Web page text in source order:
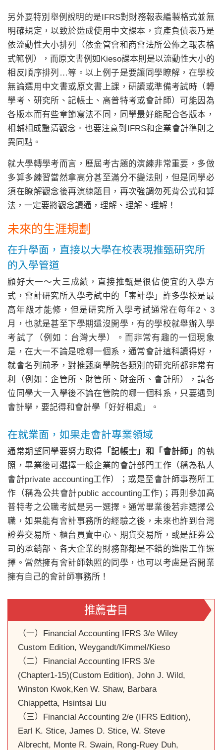
另外要特別舉例說明的是IFRS對財務報表編製格式並無
明確規定，以致於造成使用中文課本，資產負債表乃是
依流動性大小排列（依金管會和商會法所公佈之報表格
式範例），而原文書例如Kieso課本則是以流動性大小的
相反順序排列…等。以上例子是要讓同學瞭解，在學校
無論選用中文書或原文書上課，研讀或準備考試時（轉
學考、研究所、記帳士、高普特考或會計師）可能因為
各版本而有些章節寫法不同，同學最好能配合各版本，
相輔相成釐清觀念。也要注意到IFRS和企業會計準則之
異同點。
就大學轉學考而言，歷屆考古題的演練非常重要，多做
多算多練習當然拿高分甚至滿分不變法則，但是同學必
須在瞭解觀念後再演練題目，再次強調勿死背公式和算
法，一定要將觀念讀通，理解、理解、理解！
未來的生涯規劃
在升學面，直接以大學在校表現推甄研究所
的入學管道
顧好大一～大三成績，直接推甄是很佔便宜的入學方
式，會計研究所入學考試中的「審計學」許多學校是最
高年級才能修，但是研究所入學考試通常在每年2、3
月，也就是甚至下學期還沒開學，有的學校就舉辦入學
考試了（例如：台灣大學）。而非常有趣的一個現象
是，在大一不論是唸哪一個系，通常會計這科讀得好，
就會名列前矛，對推甄商學院各類別的研究所都非常有
利（例如：企管所、財管所、財金所、會計所），請各
位同學大一入學後不論在管院的哪一個科系，只要遇到
會計學，要記得和會計學「好好相處」。
在就業面，如果走會計專業領域
通常期望同學要努力取得 「記帳士」和「會計師」 的執
照，畢業後可選擇一般企業的會計部門工作（稱為私人
會計private accounting工作）；或是至會計師事務所工
作（稱為公共會計public accounting工作)；再則參加高
普特考之公職考試是另一選擇。通常畢業後若非選擇公
職，如果能有會計事務所的經驗之後，未來也許到台灣
證券交易所、櫃台買賣中心、期貨交易所，或是証券公
司的承銷部、各大企業的財務部都是不錯的進階工作選
擇。當然擁有會計師執照的同學，也可以考慮是否開業
擁有自己的會計師事務所！
推薦書目
（一）Financial Accounting IFRS 3/e Wiley
Custom Edition, Weygandt/Kimmel/Kieso
（二）Financial Accounting IFRS 3/e
(Chapter1-15)(Custom Edition), John J. Wild,
Winston Kwok,Ken W. Shaw, Barbara
Chiappetta, Hsintsai Liu
（三）Financial Accounting 2/e (IFRS Edition),
Earl K. Stice, James D. Stice, W. Steve
Albrecht, Monte R. Swain, Rong-Ruey Duh,